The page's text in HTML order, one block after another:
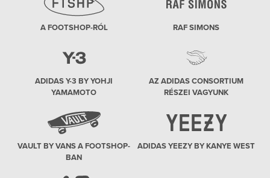
A FOOTSHOP-RÓL RAF SIMONS
ADIDAS Y-3 BY YOHJI
YAMAMOTO
AZ ADIDAS CONSORTIUM
RÉSZEI VAGYUNK
VAULT BY VANS A FOOTSHOP-
BAN
ADIDAS YEEZY BY KANYE WEST